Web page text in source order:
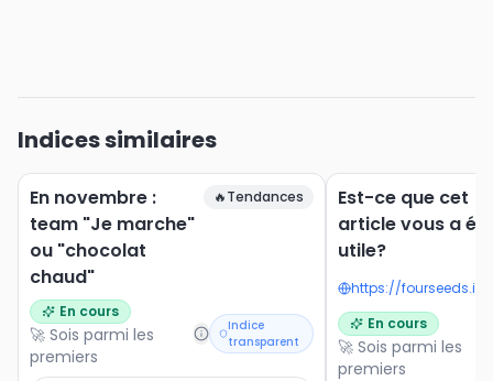
Indices similaires
En novembre :
team "Je marche"
ou "chocolat
chaud"
🔥Tendances
En cours
🚀 Sois parmi les
premiers
Indice
transparent
Est-ce que cet
article vous a
utile?
En cours
🚀 Sois parmi les
premiers